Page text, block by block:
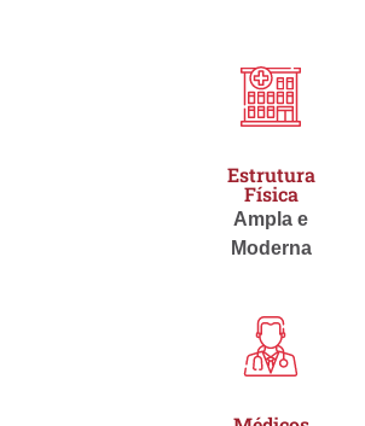
Estrutura
Física
Ampla e
Moderna